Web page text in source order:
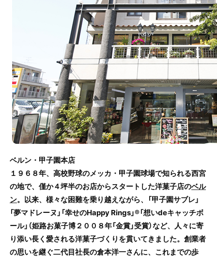
ベルン・甲子園本店
１９６８年、高校野球のメッカ・甲子園球場で知られる西宮
の地で、僅か４坪半のお店からスタートした洋菓子店のベル
ン。以来、様々な困難を乗り越えながら、「甲子園サブレ」
「夢マドレーヌ」 「幸せのHappy Rings」®︎「想いdeキャッチボ
ール」（姫路お菓子博２００８年「金賞」受賞）など、人々に寄
り添い長く愛される洋菓子づくりを貫いてきました。創業者
の思いを継ぐ二代目社長の倉本洋一さんに、これまでの歩